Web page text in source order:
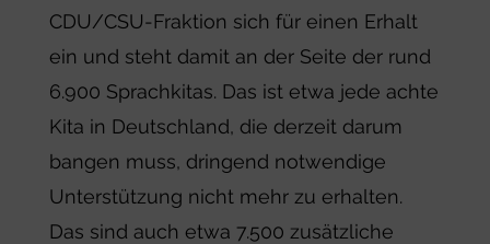
CDU/CSU-Fraktion sich für einen Erhalt
ein und steht damit an der Seite der rund
6.900 Sprachkitas. Das ist etwa jede achte
Kita in Deutschland, die derzeit darum
bangen muss, dringend notwendige
Unterstützung nicht mehr zu erhalten.
Das sind auch etwa 7.500 zusätzliche